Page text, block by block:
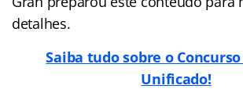
detalhes.
Saiba tudo sobre o
Unificado!